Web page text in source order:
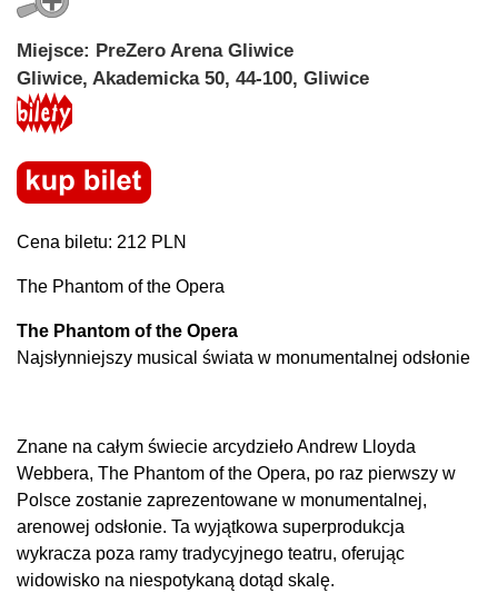
Miejsce: PreZero Arena Gliwice
Gliwice, Akademicka 50, 44-100, Gliwice
Cena biletu: 212 PLN
The Phantom of the Opera
The Phantom of the Opera
Najsłynniejszy musical świata w monumentalnej odsłonie
Znane na całym świecie arcydzieło Andrew Lloyda
Webbera, The Phantom of the Opera, po raz pierwszy w
Polsce zostanie zaprezentowane w monumentalnej,
arenowej odsłonie. Ta wyjątkowa superprodukcja
wykracza poza ramy tradycyjnego teatru, oferując
widowisko na niespotykaną dotąd skalę.